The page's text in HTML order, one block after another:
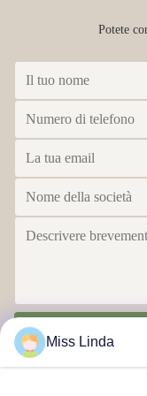
Potete
Miss Linda